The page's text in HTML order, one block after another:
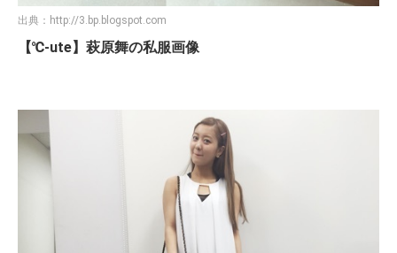
出典： http://3.bp.blogspot.com
【℃-ute】萩原舞の私服画像